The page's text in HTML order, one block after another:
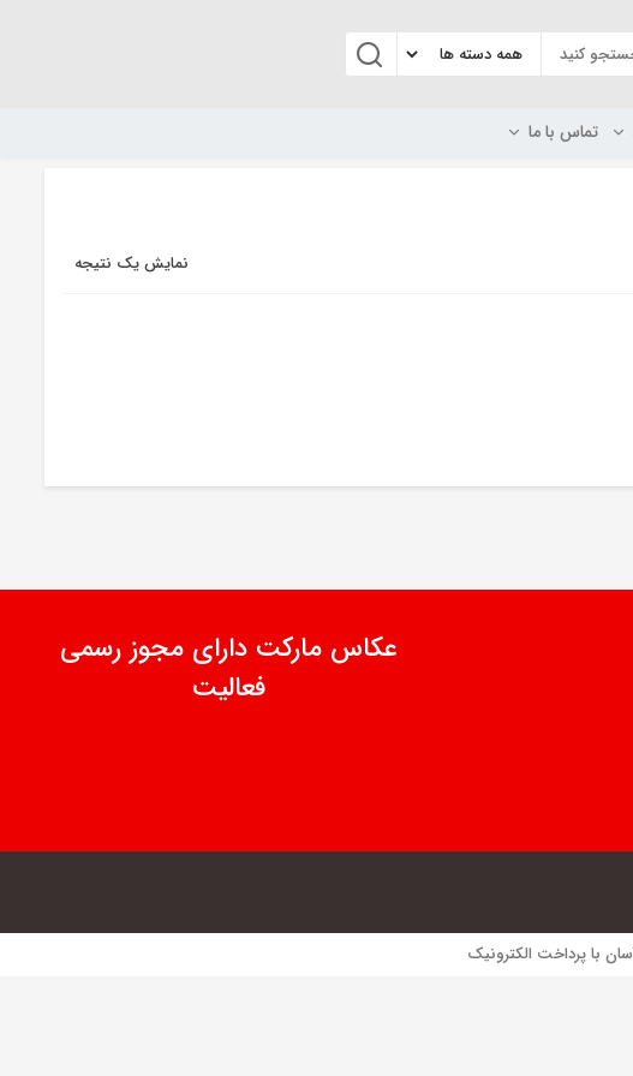
تماس با ما
نمایش یک نتیجه
عکاس مارکت دارای مجوز رسمی
فعالیت